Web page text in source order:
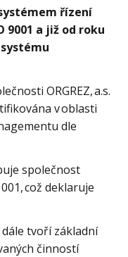
systémem řízení
9001 a již od roku
ORGREZ, a.s.
v oblasti
dle
společnost
001, což deklaruje
tvoří základní
činností